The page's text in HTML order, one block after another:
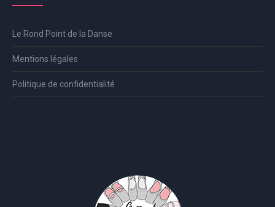
Le Rond Point de la Danse
Mentions légales
Politique de confidentialité